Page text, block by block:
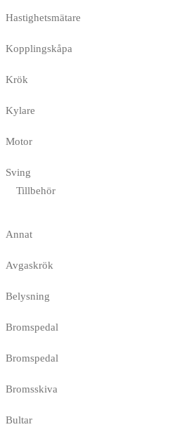
Hastighetsmätare
Kopplingskåpa
Krök
Kylare
Motor
Sving
Tillbehör
Annat
Avgaskrök
Belysning
Bromspedal
Bromspedal
Bromsskiva
Bultar